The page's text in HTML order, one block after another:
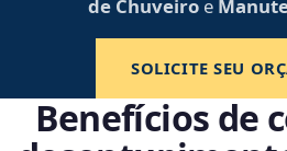
de Chuveiro e
SOLICITE SEU
Benefícios de